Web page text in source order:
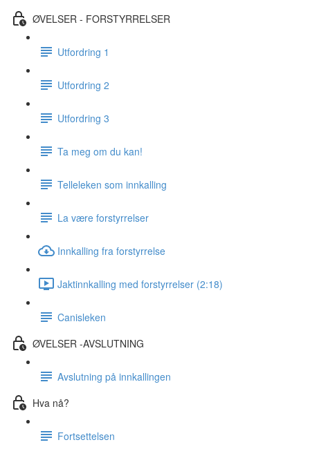
ØVELSER - FORSTYRRELSER
Utfordring 1
Utfordring 2
Utfordring 3
Ta meg om du kan!
Telleleken som innkalling
La være forstyrrelser
Innkalling fra forstyrrelse
Jaktinnkalling med forstyrrelser (2:18)
Canisleken
ØVELSER -AVSLUTNING
Avslutning på innkallingen
Hva nå?
Fortsettelsen